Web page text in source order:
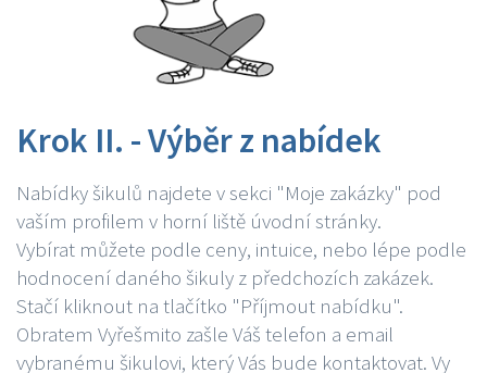
Krok II. - Výběr z nabídek
Nabídky šikulů najdete v sekci "Moje zakázky" pod
vaším profilem v horní liště úvodní stránky.
Vybírat můžete podle ceny, intuice, nebo lépe podle
hodnocení daného šikuly z předchozích zakázek.
Stačí kliknout na tlačítko "Příjmout nabídku".
Obratem Vyřešmito zašle Váš telefon a email
vybranému šikulovi, který Vás bude kontaktovat. Vy